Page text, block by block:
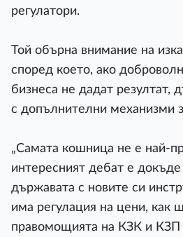
регулатори.
Той обърна внимание на
според което, ако
бизнеса не дадат резултат,
с допълнителни механизми
„Самата кошница не е най-
интересният дебат е
държавата с новите си
има регулация на цени, как
правомощията на КЗК и КЗП